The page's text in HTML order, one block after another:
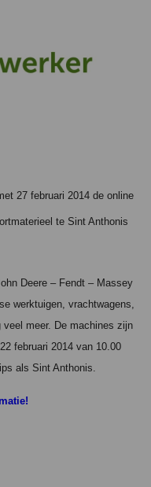
27 februari 2014 de online
te Sint Anthonis
Deere – Fendt – Massey
werktuigen, vrachtwagens,
meer. De machines zijn
februari 2014 van 10.00
als Sint Anthonis.